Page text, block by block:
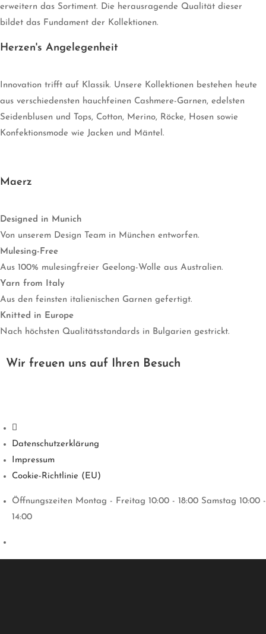
erweitern das Sortiment. Die herausragende Qualität dieser
bildet das Fundament der Kollektionen.
Herzen's Angelegenheit
Innovation trifft auf Klassik. Unsere Kollektionen bestehen heute
aus verschiedensten hauchfeinen Cashmere-Garnen, edelsten
Seidenblusen und Tops, Cotton, Merino, Röcke, Hosen sowie
Konfektionsmode wie Jacken und Mäntel.
Maerz
Designed in Munich
Von unserem Design Team in München entworfen.
Mulesing-Free
Aus 100% mulesingfreier Geelong-Wolle aus Australien.
Yarn from Italy
Aus den feinsten italienischen Garnen gefertigt.
Knitted in Europe
Nach höchsten Qualitätsstandards in Bulgarien gestrickt.
Wir freuen uns auf Ihren Besuch
Datenschutzerklärung
Impressum
Cookie-Richtlinie (EU)
Öffnungszeiten Montag - Freitag 10:00 - 18:00 Samstag 10:00 -
14:00